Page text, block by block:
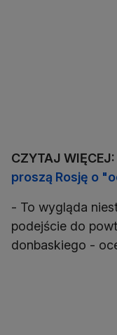
CZYTAJ WIĘCEJ:
proszą Rosję o
- To wygląda
podejście do
donbaskiego -